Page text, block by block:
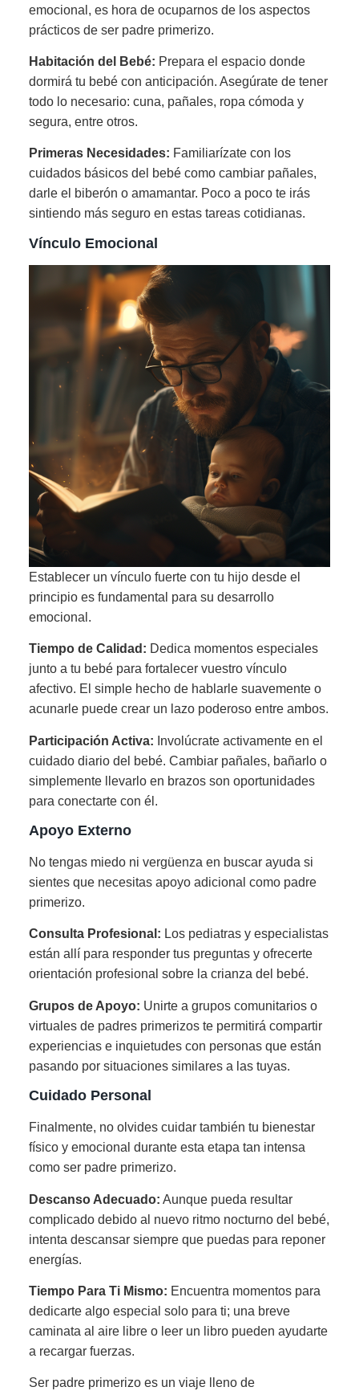
emocional, es hora de ocuparnos de los aspectos
prácticos de ser padre primerizo.
Habitación del Bebé: Prepara el espacio donde
dormirá tu bebé con anticipación. Asegúrate de tener
todo lo necesario: cuna, pañales, ropa cómoda y
segura, entre otros.
Primeras Necesidades: Familiarízate con los
cuidados básicos del bebé como cambiar pañales,
darle el biberón o amamantar. Poco a poco te irás
sintiendo más seguro en estas tareas cotidianas.
Vínculo Emocional
Establecer un vínculo fuerte con tu hijo desde el
principio es fundamental para su desarrollo
emocional.
Tiempo de Calidad: Dedica momentos especiales
junto a tu bebé para fortalecer vuestro vínculo
afectivo. El simple hecho de hablarle suavemente o
acunarle puede crear un lazo poderoso entre ambos.
Participación Activa: Involúcrate activamente en el
cuidado diario del bebé. Cambiar pañales, bañarlo o
simplemente llevarlo en brazos son oportunidades
para conectarte con él.
Apoyo Externo
No tengas miedo ni vergüenza en buscar ayuda si
sientes que necesitas apoyo adicional como padre
primerizo.
Consulta Profesional: Los pediatras y especialistas
están allí para responder tus preguntas y ofrecerte
orientación profesional sobre la crianza del bebé.
Grupos de Apoyo: Unirte a grupos comunitarios o
virtuales de padres primerizos te permitirá compartir
experiencias e inquietudes con personas que están
pasando por situaciones similares a las tuyas.
Cuidado Personal
Finalmente, no olvides cuidar también tu bienestar
físico y emocional durante esta etapa tan intensa
como ser padre primerizo.
Descanso Adecuado: Aunque pueda resultar
complicado debido al nuevo ritmo nocturno del bebé,
intenta descansar siempre que puedas para reponer
energías.
Tiempo Para Ti Mismo: Encuentra momentos para
dedicarte algo especial solo para ti; una breve
caminata al aire libre o leer un libro pueden ayudarte
a recargar fuerzas.
Ser padre primerizo es un viaje lleno de